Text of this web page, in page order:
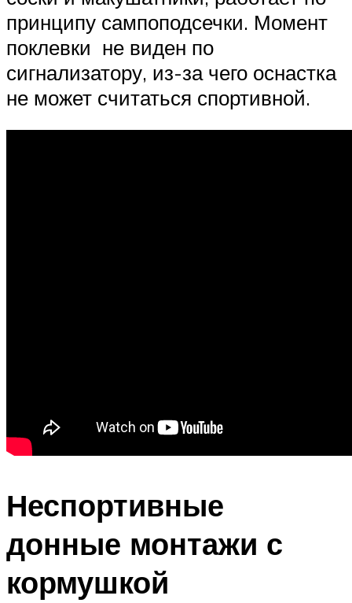
принципу сампоподсечки. Момент
поклевки не виден по
сигнализатору, из-за чего оснастка
не может считаться спортивной.
Неспортивные
донные монтажи с
кормушкой